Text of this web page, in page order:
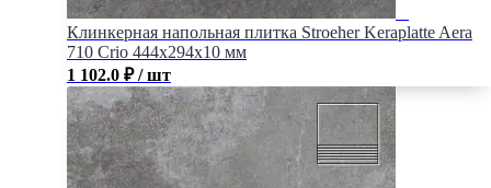
Клинкерная напольная плитка Stroeher Keraplatte Aera
710 Crio 444x294x10 мм
1 102.0 ₽ / шт